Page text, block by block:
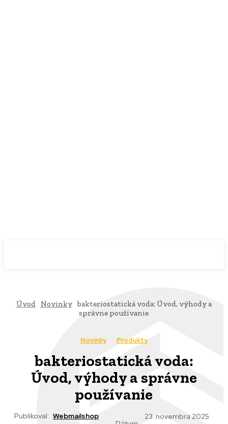
Úvod Novinky bakteriostatická voda: Úvod, výhody a
správne používanie
Novinky Produkty
bakteriostatická voda:
Úvod, výhody a správne
používanie
Publikoval: Webmailshop
23. novembra 2025